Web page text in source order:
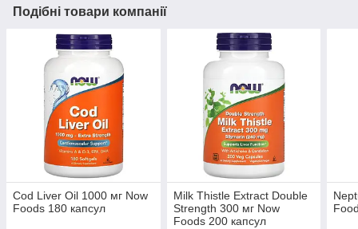
Подібні товари компанії
Cod Liver Oil 1000 мг Now
Foods 180 капсул
Milk Thistle Extract Double
Strength 300 мг Now
Foods 200 капсул